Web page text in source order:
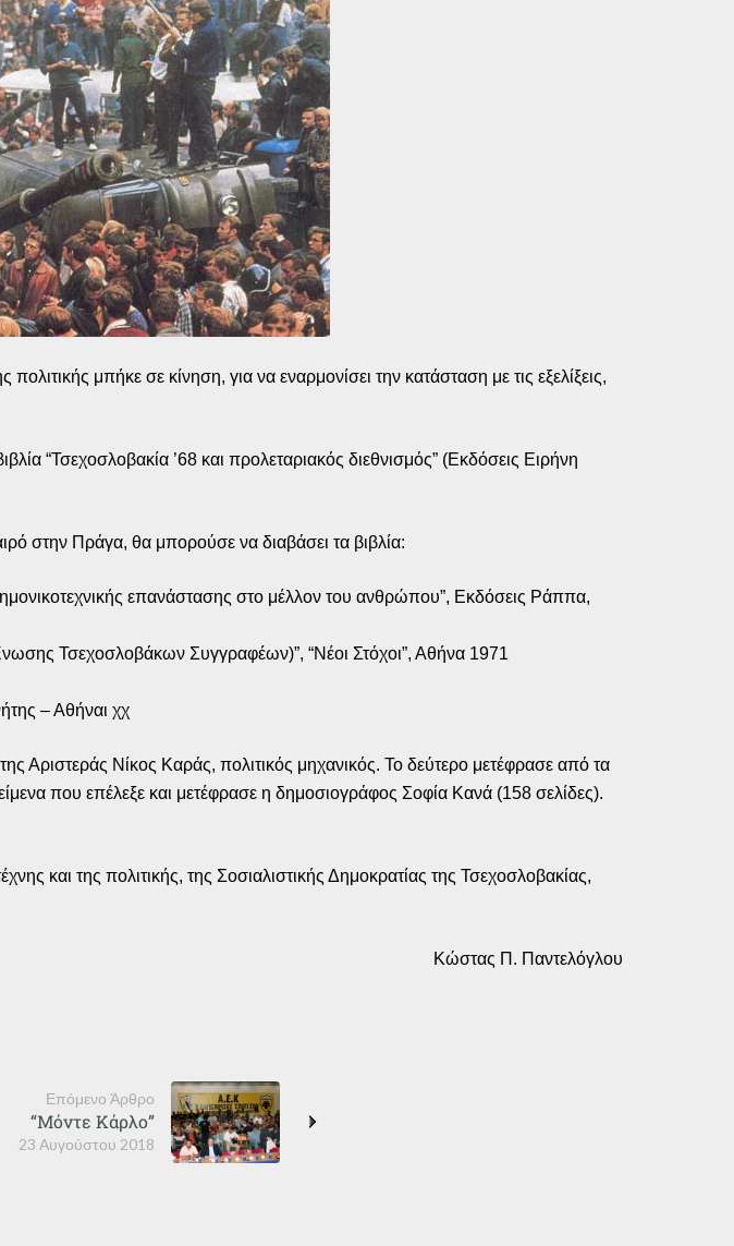
μπήκε σε κίνηση, για να εναρμονίσει την κατάσταση με τις εξελίξεις,
“Τσεχοσλοβακία ’68 και προλεταριακός διεθνισμός” (Εκδόσεις Ειρήνη
στην Πράγα, θα μπορούσε να διαβάσει τα βιβλία:
επανάστασης στο μέλλον του ανθρώπου”, Εκδόσεις Ράππα,
Τσεχοσλοβάκων Συγγραφέων)”, “Νέοι Στόχοι”, Αθήνα 1971
– Αθήναι χχ
Αριστεράς Νίκος Καράς, πολιτικός μηχανικός. Το δεύτερο μετέφρασε από τα
που επέλεξε και μετέφρασε η δημοσιογράφος Σοφία Κανά (158 σελίδες).
και της πολιτικής, της Σοσιαλιστικής Δημοκρατίας της Τσεχοσλοβακίας,
Κώστας Π. Παντελόγλου
Επόμενο Άρθρο
23 Αυγούστου 2018
“Μόντε Κάρλο”